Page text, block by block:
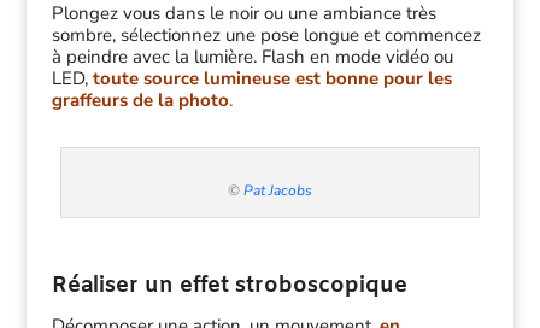
Plongez vous dans le noir ou une ambiance très
sombre, sélectionnez une pose longue et commencez
à peindre avec la lumière. Flash en mode vidéo ou
LED,toute source lumineuse est bonne pour les
graffeurs de la photo.
©Pat Jacobs
Réaliser un effet stroboscopique